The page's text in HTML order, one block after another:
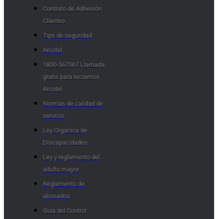
Contrato de Adhesión
Clientes
Tips de seguridad
Arcotel
1800-567567 Llamada
gratis para reclamos
Arcotel
Normas de calidad de
servicio
Ley Orgánica de
Discapacidades
Ley y reglamento del
adulto mayor
Reglamento de
abonados
Guía del Control